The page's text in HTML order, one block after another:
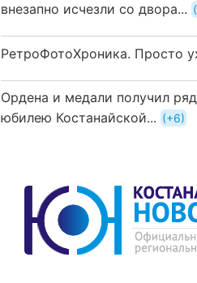
внезапно исчезли со двора...
РетроФотоХроника. Просто
Ордена и медали получил
юбилею Костанайской...
+6